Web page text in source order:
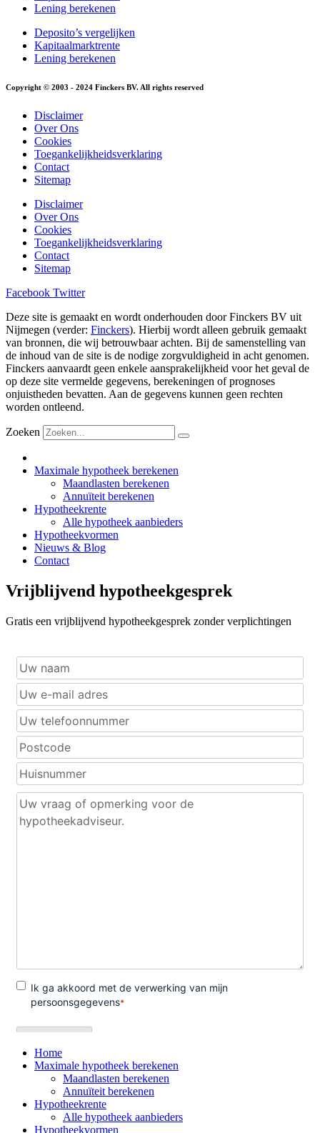
Lening berekenen
Deposito’s vergelijken
Kapitaalmarktrente
Lening berekenen
Copyright © 2003 - 2024 Finckers BV. All rights reserved
Disclaimer
Over Ons
Cookies
Toegankelijkheidsverklaring
Contact
Sitemap
Disclaimer
Over Ons
Cookies
Toegankelijkheidsverklaring
Contact
Sitemap
Facebook Twitter
Deze site is gemaakt en wordt onderhouden door Finckers BV uit
Nijmegen (verder: Finckers). Hierbij wordt alleen gebruik gemaakt
van bronnen, die wij betrouwbaar achten. Bij de samenstelling van
de inhoud van de site is de nodige zorgvuldigheid in acht genomen.
Finckers aanvaardt geen enkele aansprakelijkheid voor het geval de
op deze site vermelde gegevens, berekeningen of prognoses
onjuistheden bevatten. Aan de gegevens kunnen geen rechten
worden ontleend.
Zoeken
Maximale hypotheek berekenen
Maandlasten berekenen
Annuïteit berekenen
Hypotheekrente
Alle hypotheek aanbieders
Hypotheekvormen
Nieuws & Blog
Contact
Vrijblijvend hypotheekgesprek
Gratis een vrijblijvend hypotheekgesprek zonder verplichtingen
Home
Maximale hypotheek berekenen
Maandlasten berekenen
Annuïteit berekenen
Hypotheekrente
Alle hypotheek aanbieders
Hypotheekvormen